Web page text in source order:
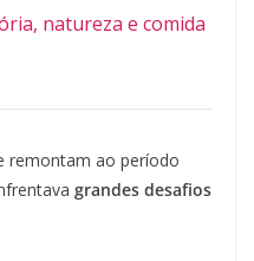
natureza e comida
remontam ao período
grandes desafios